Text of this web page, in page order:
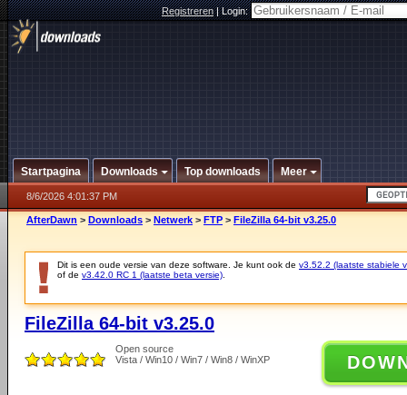
Registreren|Login:
Startpagina Downloads Top downloads Meer
8/6/2026 4:01:37 PM
AfterDawn > Downloads > Netwerk > FTP > FileZilla 64-bit v3.25.0
Dit is een oude versie van deze software. Je kunt ook de v3.52.2 (laatste stabiele
of de v3.42.0 RC 1 (laatste beta versie)
FileZilla 64-bit v3.25.0
Open source
Vista / Win10 / Win7 / Win8 / WinXP